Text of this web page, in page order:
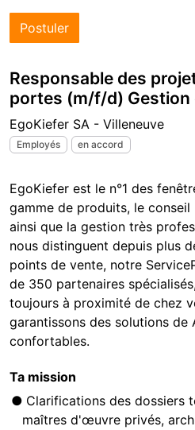
Postuler
Responsable des
portes (m/f/d) Gestion
EgoKiefer SA - Villeneuve
Employés en accord
EgoKiefer est le n°1 des
gamme de produits, le conseil
ainsi que la gestion très
nous distinguent depuis plus
points de vente, notre
de 350 partenaires
toujours à proximité de chez
garantissons des solutions de
confortables.
Ta mission
Clarifications des dossiers
maîtres d'œuvre privés,